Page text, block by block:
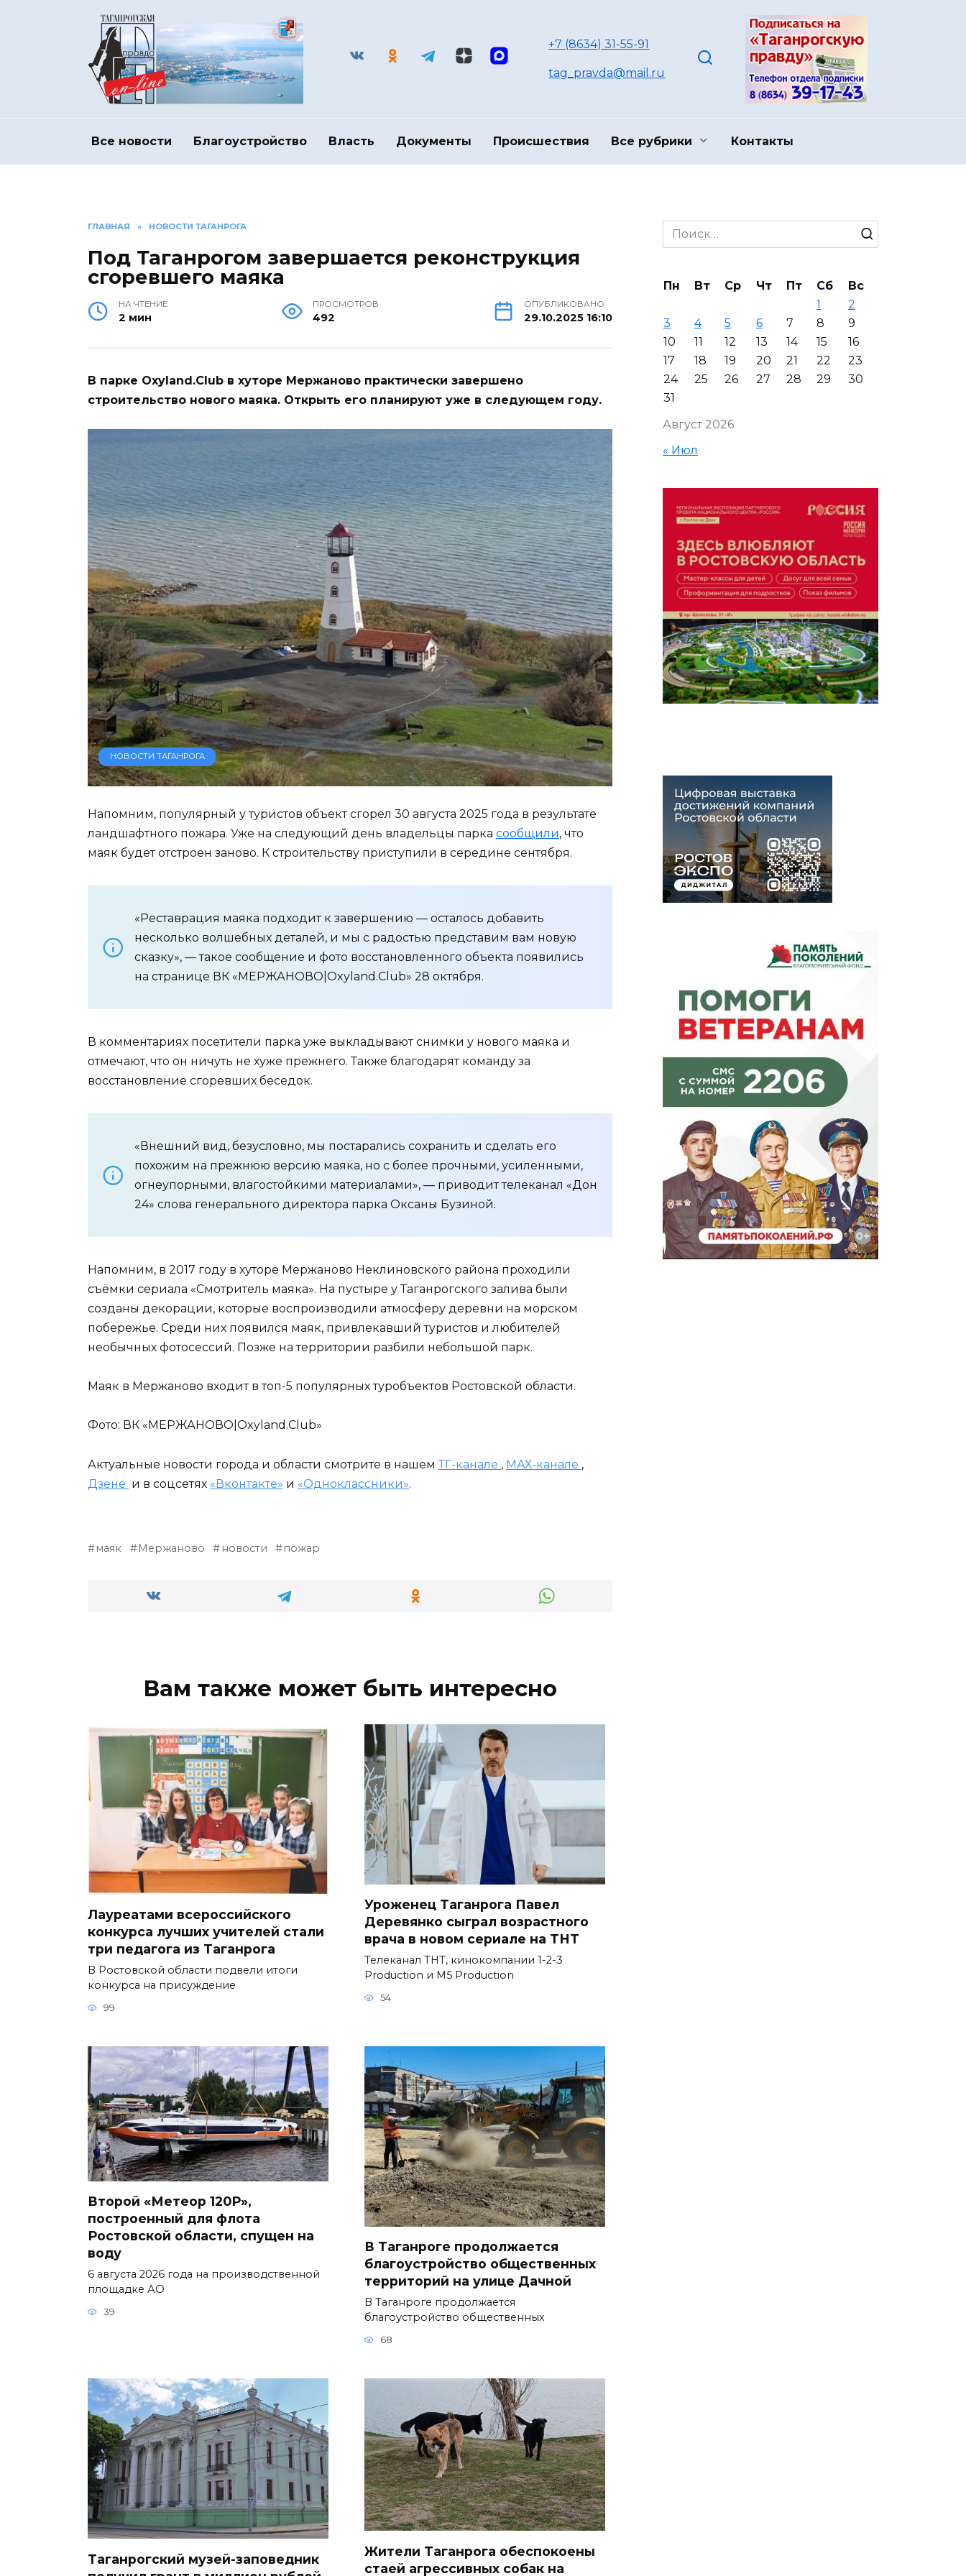
+7 (8634) 31-55-91
tag_pravda@mail.ru
Все новости Благоустройство Власть Документы Происшествия Все рубрики Контакты
ГЛАВНАЯ » НОВОСТИ ТАГАНРОГА
Под Таганрогом завершается реконструкция
сгоревшего маяка
НА ЧТЕНИЕ
2 мин
ПРОСМОТРОВ
492
ОПУБЛИКОВАНО
29.10.2025 16:10
В парке Oxyland.Club в хуторе Мержаново практически завершено
строительство нового маяка. Открыть его планируют уже в следующем году.
НОВОСТИ ТАГАНРОГА
Напомним, популярный у туристов объект сгорел 30 августа 2025 года в результате
ландшафтного пожара. Уже на следующий день владельцы парка сообщили, что
маяк будет отстроен заново. К строительству приступили в середине сентября.
«Реставрация маяка подходит к завершению — осталось добавить
несколько волшебных деталей, и мы с радостью представим вам новую
сказку», — такое сообщение и фото восстановленного объекта появились
на странице ВК «МЕРЖАНОВО|Oxyland.Club» 28 октября.
В комментариях посетители парка уже выкладывают снимки у нового маяка и
отмечают, что он ничуть не хуже прежнего. Также благодарят команду за
восстановление сгоревших беседок.
«Внешний вид, безусловно, мы постарались сохранить и сделать его
похожим на прежнюю версию маяка, но с более прочными, усиленными,
огнеупорными, влагостойкими материалами», — приводит телеканал «Дон
24» слова генерального директора парка Оксаны Бузиной.
Напомним, в 2017 году в хуторе Мержаново Неклиновского района проходили
съёмки сериала «Смотритель маяка». На пустыре у Таганрогского залива были
созданы декорации, которые воспроизводили атмосферу деревни на морском
побережье. Среди них появился маяк, привлекавший туристов и любителей
необычных фотосессий. Позже на территории разбили небольшой парк.
Маяк в Мержаново входит в топ-5 популярных туробъектов Ростовской области.
Фото: ВК «МЕРЖАНОВО|Oxyland.Club»
Актуальные новости города и области смотрите в нашем ТГ-канале , МАХ-канале ,
Дзене и в соцсетях «Вконтакте» и «Одноклассники».
маяк Мержаново новости пожар
Вам также может быть интересно
Лауреатами всероссийского
конкурса лучших учителей стали
три педагога из Таганрога
В Ростовской области подвели итоги
конкурса на присуждение
99
Уроженец Таганрога Павел
Деревянко сыграл возрастного
врача в новом сериале на ТНТ
Телеканал ТНТ, кинокомпании 1-2-3
Production и M5 Production
54
Второй «Метеор 120Р»,
построенный для флота
Ростовской области, спущен на
воду
6 августа 2026 года на производственной
площадке АО
39
В Таганроге продолжается
благоустройство общественных
территорий на улице Дачной
В Таганроге продолжается
благоустройство общественных
68
Таганрогский музей-заповедник
Жители Таганрога обеспокоены
стаей агрессивных собак на
Search
for:
Август 2026
Пн Вт Ср Чт Пт Сб
Вс
1
2
3
4 5 6 7 8
9
10
11 12 13 14 15
16
17
18 19 20 21 22
23
24
25 26 27 28 29
30
31
« Июл